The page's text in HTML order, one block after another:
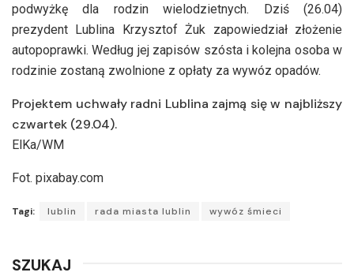
podwyżkę dla rodzin wielodzietnych. Dziś (26.04)
prezydent Lublina Krzysztof Żuk zapowiedział złożenie
autopoprawki. Według jej zapisów szósta i kolejna osoba w
rodzinie zostaną zwolnione z opłaty za wywóz opadów.
Projektem uchwały radni Lublina zajmą się w najbliższy
czwartek (29.04).
ElKa/WM
Fot. pixabay.com
Tagi: lublin rada miasta lublin wywóz śmieci
SZUKAJ